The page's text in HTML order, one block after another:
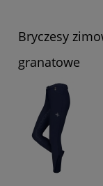
Bryczesy
granatowe